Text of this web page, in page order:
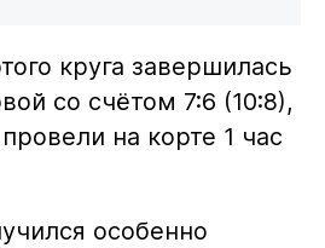
круга завершилась
со счётом 7:6 (10:8),
на корте 1 час
особенно